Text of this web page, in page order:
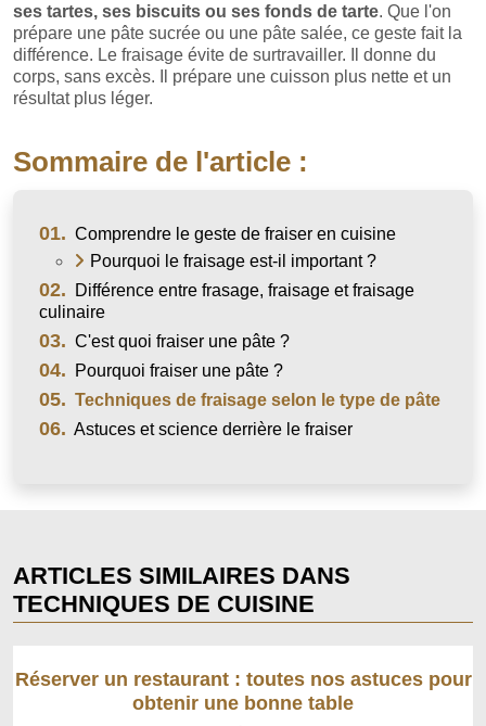
ses tartes, ses biscuits ou ses fonds de tarte. Que l'on
prépare une pâte sucrée ou une pâte salée, ce geste fait la
différence. Le fraisage évite de surtravailler. Il donne du
corps, sans excès. Il prépare une cuisson plus nette et un
résultat plus léger.
Sommaire de l'article :
01. Comprendre le geste de fraiser en cuisine
Pourquoi le fraisage est-il important ?
02.
Différence entre frasage, fraisage et fraisage
culinaire
03. C'est quoi fraiser une pâte ?
04. Pourquoi fraiser une pâte ?
05. Techniques de fraisage selon le type de pâte
06. Astuces et science derrière le fraiser
ARTICLES SIMILAIRES DANS
TECHNIQUES DE CUISINE
Réserver un restaurant : toutes nos astuces pour
obtenir une bonne table